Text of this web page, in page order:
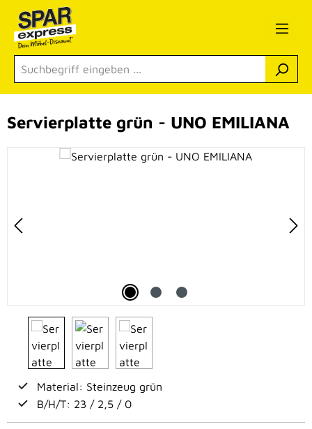
Zum Hauptinhalt springen
Bildergalerie überspringen
Servierplatte grün - UNO EMILIANA
Material: Steinzeug grün
B/H/T: 23 / 2,5 / 0